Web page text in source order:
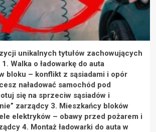
unikalnych tytułów zachowujących
Walka o ładowarkę do auta
bloku – konflikt z sąsiadami i opór
naładować samochód pod
się na sprzeciw sąsiadów i
zarządcy 3. Mieszkańcy bloków
elektryków – obawy przed pożarem i
4. Montaż ładowarki do auta w